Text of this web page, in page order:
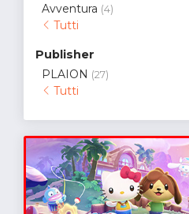
Avventura (4)
Tutti
Publisher
PLAION (27)
Tutti